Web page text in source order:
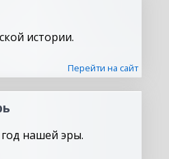
истории.
Перейти на сайт
нашей эры.